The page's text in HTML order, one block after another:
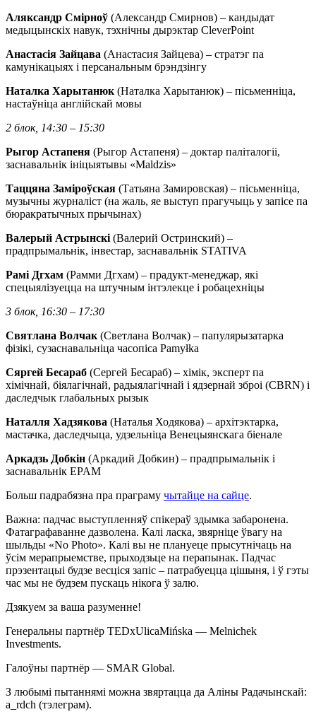
Аляксандр Смірноў (Александр Смирнов) – кандыдат
медыцынскіх навук, тэхнічны дырэктар CleverPoint
Анастасія Зайцава (Анастасия Зайцева) – стратэг па
камунікацыях і персанальным брэндзінгу
Наталка Харытанюк (Наталка Харытанюк) – пісьменніца,
настаўніца англійскай мовы
2 блок, 14:30 – 15:30
Рыгор Астапеня (Рыгор Астапеня) – доктар паліталогіі,
заснавальнік ініцыятывы «Maldzis»
Таццяна Заміроўская (Татьяна Замировская) – пісьменніца,
музычны журналіст (на жаль, яе выступ прагучыць у запісе па
бюракратычных прычынах)
Валерый Астрынскі (Валерий Остринский) –
прадпрымальнік, інвестар, заснавальнік STATIVA
Рамі Дгхам (Рамми Дгхам) – прадукт-менеджар, які
спецыялізуецца на штучным інтэлекце і робацехніцы
3 блок, 16:30 – 17:30
Святлана Волчак (Светлана Волчак) – папулярызатарка
фізікі, сузаснавальніца часопіса Pamyłka
Сяргей Бесараб (Сергей Бесараб) – хімік, эксперт па
хімічнай, біялагічнай, радыялагічнай і ядзернай зброі (CBRN) і
даследчык глабальных рызык
Наталля Хадзякова (Наталья Ходякова) – архітэктарка,
мастачка, даследчыца, удзельніца Венецыянскага біенале
Аркадзь Добкін (Аркадий Добкин) – прадпрымальнік і
заснавальнік EPAM
Больш падрабязна пра праграму чытайце на сайце.
Важна: падчас выступленняў спікераў здымка забаронена.
Фатаграфаванне дазволена. Калі ласка, звярніце ўвагу на
шыльды «No Photo». Калі вы не плануеце прысутнічаць на
ўсім мерапрыемстве, прыходзьце на перапынак. Падчас
прэзентацыі будзе весціся запіс – патрабуецца цішыня, і ў гэты
час мы не будзем пускаць нікога ў залю.
Дзякуем за ваша разуменне!
Генеральны партнёр TEDxUlicaMińska — Melnichek
Investments.
Галоўны партнёр — SMAR Global.
З любымі пытаннямі можна звяртацца да Аліны Радачынскай:
a_rdch (тэлеграм).